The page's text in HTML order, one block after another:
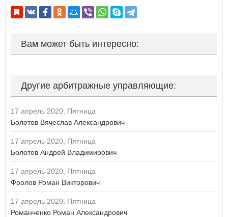
Л
Ленинградская область
М
Московская область
Мурманская область
Н
Ненецкий автономный округ
Нижегородская область
Новгородская область
Новосибирская область
Омская область
Оренбургская область
Орловская область
Вам может быть интересно:
Другие арбитражные управляющие:
17 апрель 2020, Пятница
Болотов Вячеслав Александрович
17 апрель 2020, Пятница
Болотов Андрей Владимирович
17 апрель 2020, Пятница
Фролов Роман Викторович
17 апрель 2020, Пятница
Романченко Роман Александрович
восстановите паральлибо отправьте заявку на
au-info@mail.ru